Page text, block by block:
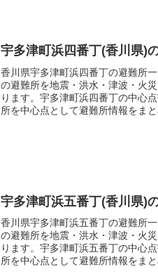
宇多津町浜四番丁(香川県)
香川県宇多津町浜四番丁の避難所
の避難所を地震・洪水・津波・火
ります。宇多津町浜四番丁の中心
所を中心点として避難所情報をま
宇多津町浜五番丁(香川県)
香川県宇多津町浜五番丁の避難所
の避難所を地震・洪水・津波・火
ります。宇多津町浜五番丁の中心
所を中心点として避難所情報をま